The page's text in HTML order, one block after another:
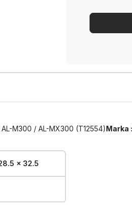
M300 / AL-MX300 (T12554)Marka :
x 32.5